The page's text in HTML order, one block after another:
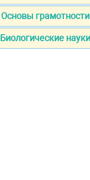
Основы грамотности
Биологические науки